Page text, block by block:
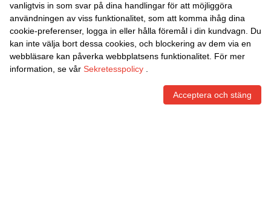
Danxen Män Costa Rica
Timothy Arias #14 Röd Lila
Marin Hemmatröja
Matchtröjor 26-28 Tröjor T-
Tröja
465,59Skr
Danxen Män Costa Rica
Álvaro Zamora #21 Röd Lila
Marin Hemmatröja
Matchtröjor 26-28 Tröjor T-
465,59Skr
vanligtvis in som svar på dina handlingar för att möjliggöra
användningen av viss funktionalitet, som att komma ihåg dina
cookie-preferenser, logga in eller hålla föremål i din kundvagn. Du
kan inte välja bort dessa cookies, och blockering av dem via en
webbläsare kan påverka webbplatsens funktionalitet. För mer
information, se vår Sekretesspolicy
Acceptera och stäng